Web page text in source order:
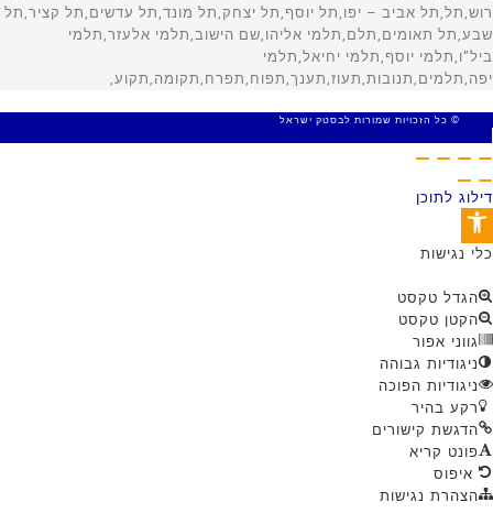
© כל הזכויות שמורות לבסטק ישראל
דילוג לתוכן
פתח סרגל נגישות
כלי נגישות
הגדל טקסט
הקטן טקסט
גווני אפור
ניגודיות גבוהה
ניגודיות הפוכה
רקע בהיר
הדגשת קישורים
פונט קריא
איפוס
הצהרת נגישות